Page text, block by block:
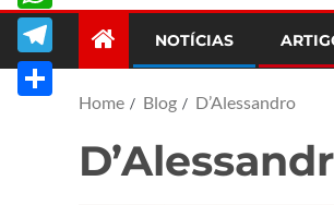
NOTÍCIAS
Home Blog D’Alessandro
WhatsApp
Telegram